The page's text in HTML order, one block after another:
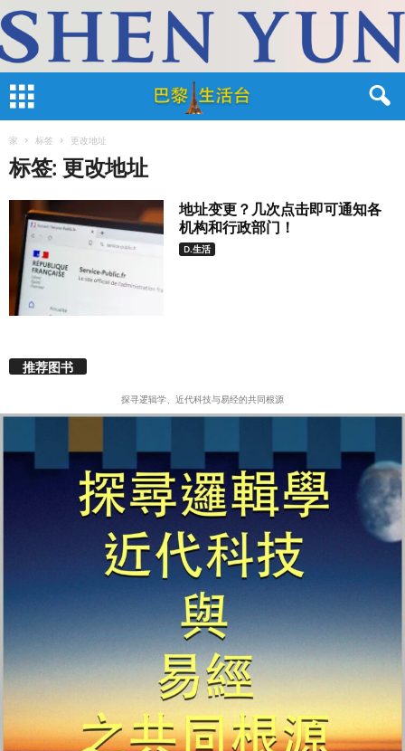
家 标签 更改地址
标签: 更改地址
地址变更？几次点击即可通知各
机构和行政部门！
D.生活
推荐图书
探寻逻辑学、近代科技与易经的共同根源